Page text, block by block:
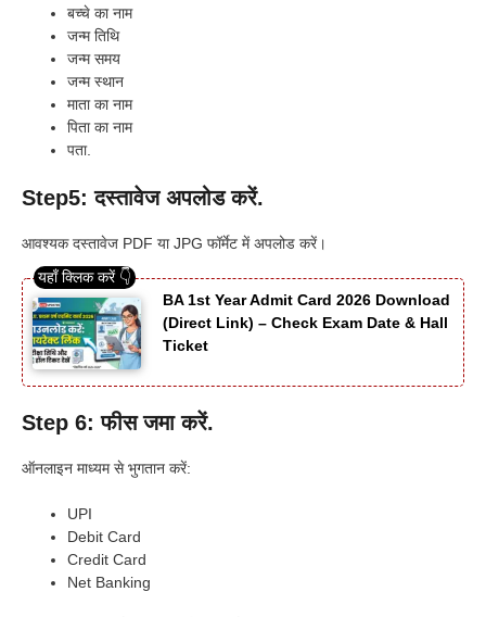
बच्चे का नाम
जन्म तिथि
जन्म समय
जन्म स्थान
माता का नाम
पिता का नाम
पता.
Step5: दस्तावेज अपलोड करें.
आवश्यक दस्तावेज PDF या JPG फॉर्मेट में अपलोड करें।
BA 1st Year Admit Card 2026 Download
(Direct Link) – Check Exam Date & Hall
Ticket
Step 6: फीस जमा करें.
ऑनलाइन माध्यम से भुगतान करें:
UPI
Debit Card
Credit Card
Net Banking